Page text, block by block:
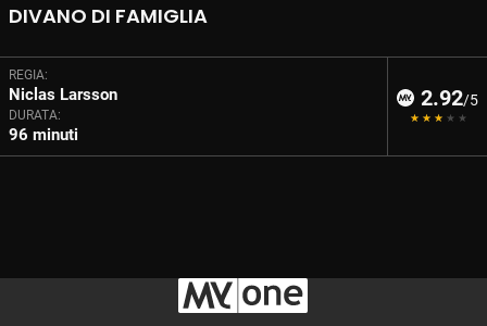
DIVANO DI FAMIGLIA
REGIA:
Niclas Larsson
DURATA:
96 minuti
2.92/5